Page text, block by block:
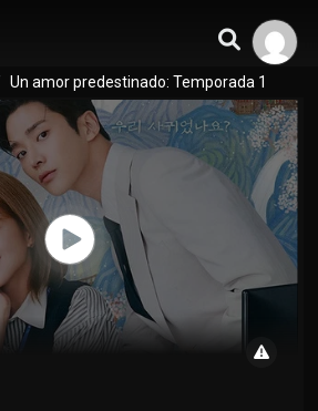
Un amor predestinado: Temporada 1